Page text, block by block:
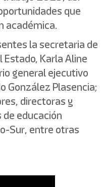
que
académica.
la secretaria de
Estado, Karla Aline
general ejecutivo
González Plasencia;
directoras y
educación
Sur, entre otras